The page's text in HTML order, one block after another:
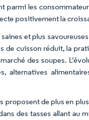
les
positivement la
et plus
cuisson réduit, la
des soupes.
de plus en
des tasses allant au